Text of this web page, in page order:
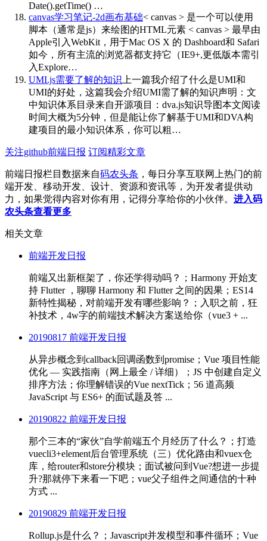
Date().getTime() …
canvas学习笔记-2d画布基础< canvas > 是一个可以使用
脚本（通常是js）来绘图的HTML元素 < canvas > 最早由
Apple引入WebKit，用于Mac OS X 的 Dashboard和 Safari
如今，所有主流的浏览器都支持它（IE9+,更低版本需引
入Explore…
UMI.js需要了解的知识 上一篇我介绍了什么是UMI和
UMI的好处，这篇我会介绍UMI需了解的知识声明：文
中知识体系目录来自开源项目：dva.js知识导图本文阅读
时间大概为5分钟，但是能让你了解基于UMI和DVA构
建项目的最小知识体系，你可以粗…
关注github前端日报 订阅精彩文章
前端日报栏目数据来自码农头条 ，每日分享互联网上热门的前
端开发、移动开发、设计、资源和资讯等，为开发者提供动
力，如果觉得内容对你有用，记得分享给你的小伙伴。 进入码
农头条查看更多
相关文章
前端开发日报
前端又出新框架了，你还学得动吗？；Harmony 开始支
持 Flutter ，聊聊 Harmony 和 Flutter 之间的因果；ES14
新特性揭秘，对前端开发有哪些影响？；入职之前，狂
补技术，4w字的前端技术解决方案送给你（vue3 + ...
20190817 前端开发日报
从异步概念到callback回调函数到promise；Vue 项目性能
优化 — 实践指南（网上最全 / 详细）；JS 中创建自定义
排序方法；你理解错误的Vue nextTick；56 道高频
JavaScript 与 ES6+ 的面试题及答 ...
20190822 前端开发日报
那个三本的“家伙”自学前端五个月经历了什么？；打造
vuecli3+element后台管理系统（三）优化路由和vuex仓
库，给router和store分模块；面试被问到Vue?想进一步提
升?那就停下来看一下吧；vue父子组件之间通信的十种
方式 ...
20190829 前端开发日报
Rollup.js是什么？；Javascript并发模型和事件循环；Vue